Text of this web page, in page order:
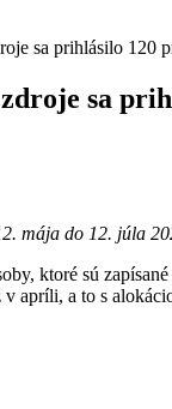
sa prihlásilo 120
sa
mája do 12. júla
ktoré sú
apríli, a to s